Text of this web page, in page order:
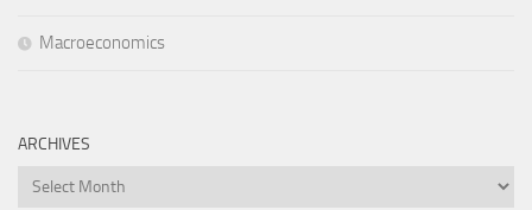
Macroeconomics
ARCHIVES
Archives